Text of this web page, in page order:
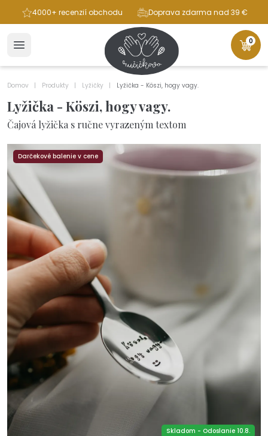
4000+ recenzií obchodu Doprava zdarma nad 39 €
0
Domov Produkty Lyžičky Lyžička - Köszi, hogy vagy.
Lyžička - Köszi, hogy vagy.
Čajová lyžička s ručne vyrazeným textom
Darčekové balenie v cene
Skladom - Odoslanie 10.8.